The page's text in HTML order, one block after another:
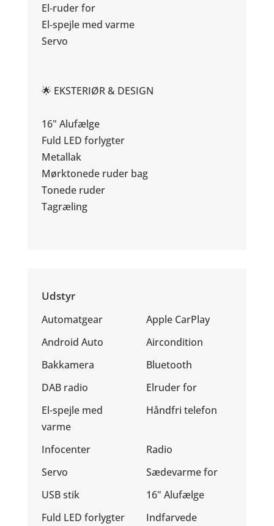
El‑ruder for
El‑spejle med varme
Servo
🌟 EKSTERIØR & DESIGN
16" Alufælge
Fuld LED forlygter
Metallak
Mørktonede ruder bag
Tonede ruder
Tagræling
Udstyr
Automatgear
Apple CarPlay
Android Auto
Aircondition
Bakkamera
Bluetooth
DAB radio
Elruder for
El-spejle med
varme
Håndfri telefon
Infocenter
Radio
Servo
Sædevarme for
USB stik
16" Alufælge
Fuld LED forlygter
Indfarvede